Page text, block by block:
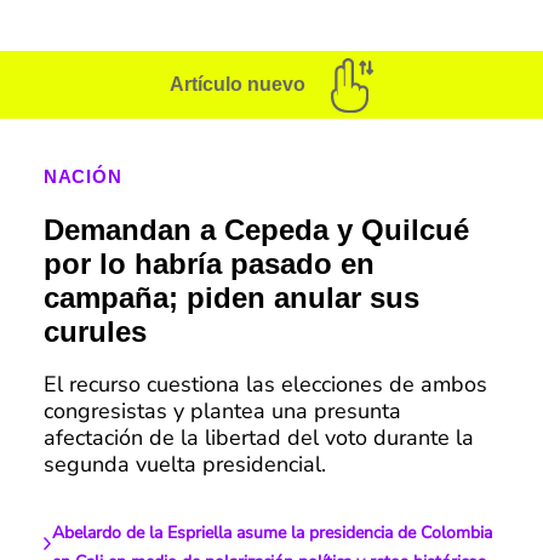
Artículo nuevo
NACIÓN
Demandan a Cepeda y Quilcué
por lo habría pasado en
campaña; piden anular sus
curules
El recurso cuestiona las elecciones de ambos
congresistas y plantea una presunta
afectación de la libertad del voto durante la
segunda vuelta presidencial.
Abelardo de la Espriella asume la presidencia de Colombia